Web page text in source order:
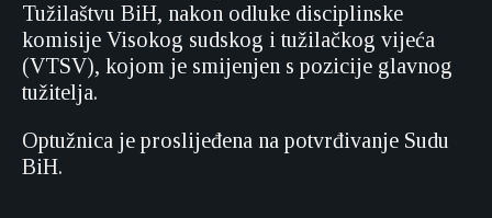
Tužilaštvu BiH, nakon odluke disciplinske
komisije Visokog sudskog i tužilačkog vijeća
(VTSV), kojom je smijenjen s pozicije glavnog
tužitelja.
Optužnica je proslijeđena na potvrđivanje Sudu
BiH.